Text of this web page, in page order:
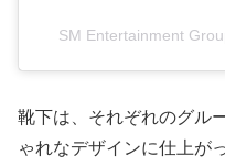
SM Entertainment
靴下は、それぞれのグル
ゃれなデザインに仕上が